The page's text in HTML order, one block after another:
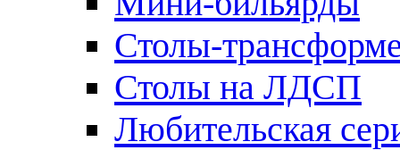
Столы-
Столы на ЛДСП
Любительская